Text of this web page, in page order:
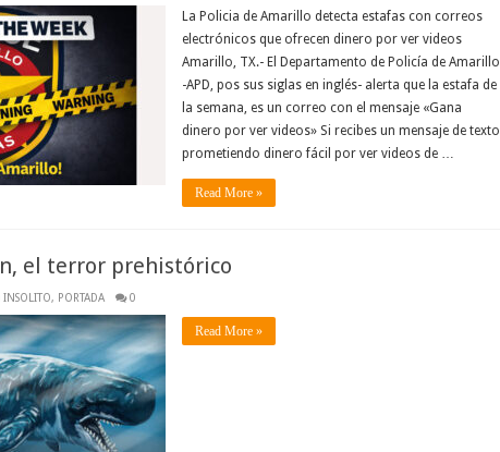
La Policia de Amarillo detecta estafas con correos
electrónicos que ofrecen dinero por ver videos
Amarillo, TX.- El Departamento de Policía de Amarillo
-APD, pos sus siglas en inglés- alerta que la estafa de
la semana, es un correo con el mensaje «Gana
dinero por ver videos» Si recibes un mensaje de texto
prometiendo dinero fácil por ver videos de …
Read More »
el terror prehistórico
INSOLITO, PORTADA 0
Read More »